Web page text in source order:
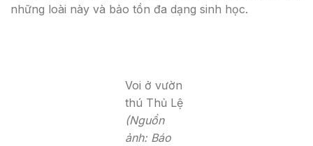
những loài này và bảo tồn đa dạng sinh học.
Voi ở vườn
thú Thủ Lệ
(Nguồn
ảnh: Báo